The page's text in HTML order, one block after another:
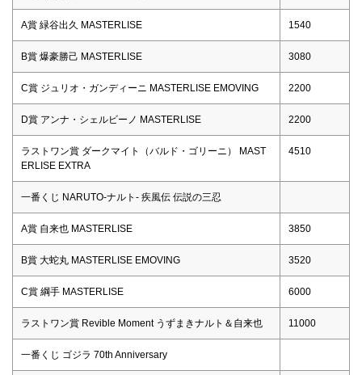
A賞 緑谷出久 MASTERLISE 1540
B賞 爆豪勝己 MASTERLISE 3080
C賞 ジュリオ・ガンディーニ MASTERLISE EMOVING 2200
D賞 アンナ・シェルビーノ MASTERLISE 2200
ラストワン賞 ダークマイト（バルド・ゴリーニ） MAST
ERLISE EXTRA
4510
一番くじ NARUTO-ナルト- 疾風伝 伝説の三忍
A賞 自来也 MASTERLISE 3850
B賞 大蛇丸 MASTERLISE EMOVING 3520
C賞 綱手 MASTERLISE 6000
ラストワン賞 Revible Moment うずまきナルト＆自来也 11000
一番くじ ゴジラ 70th Anniversary